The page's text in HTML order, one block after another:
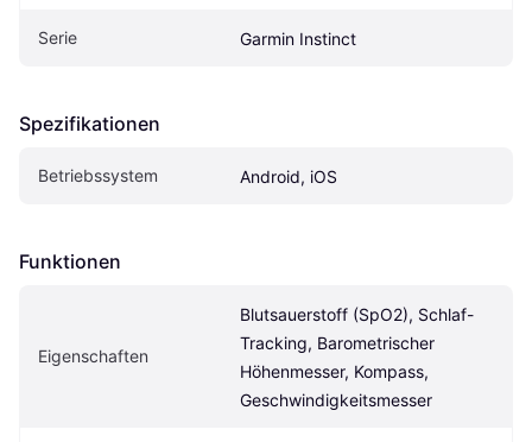
Serie Garmin Instinct
Spezifikationen
Betriebssystem Android, iOS
Funktionen
Eigenschaften
Blutsauerstoff (SpO2), Schlaf-
Tracking, Barometrischer
Höhenmesser, Kompass,
Geschwindigkeitsmesser